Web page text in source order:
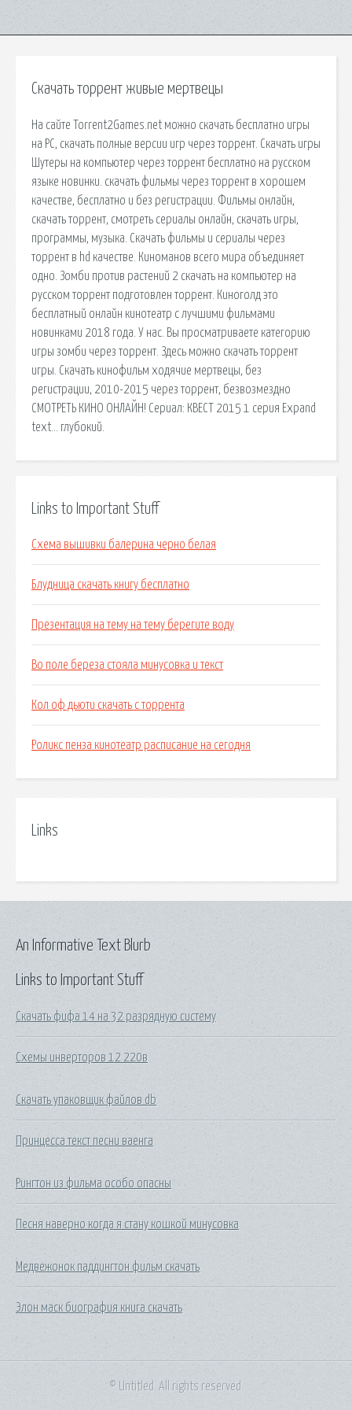
Скачать торрент живые мертвецы
На сайте Torrent2Games.net можно скачать бесплатно игры
на PC, скачать полные версии игр через торрент. Скачать игры
Шутеры на компьютер через торрент бесплатно на русском
языке новинки. скачать фильмы через торрент в хорошем
качестве, бесплатно и без регистрации. Фильмы онлайн,
скачать торрент, смотреть сериалы онлайн, скачать игры,
программы, музыка. Скачать фильмы и сериалы через
торрент в hd качестве. Киноманов всего мира объединяет
одно. Зомби против растений 2 скачать на компьютер на
русском торрент подготовлен торрент. Киноголд это
бесплатный онлайн кинотеатр с лучшими фильмами
новинками 2018 года. У нас. Вы просматриваете категорию
игры зомби через торрент. Здесь можно скачать торрент
игры. Скачать кинофильм ходячие мертвецы, без
регистрации, 2010-2015 через торрент, безвозмездно
СМОТРЕТЬ КИНО ОНЛАЙН! Сериал: КВЕСТ 2015 1 серия Expand
text… глубокий.
Links to Important Stuff
Схема вышивки балерина черно белая
Блудница скачать книгу бесплатно
Презентация на тему на тему берегите воду
Во поле береза стояла минусовка и текст
Кол оф дьюти скачать с торрента
Роликс пенза кинотеатр расписание на сегодня
Links
Links to Important Stuff
Скачать фифа 14 на 32 разрядную систему
Схемы инверторов 12 220в
Скачать упаковщик файлов db
Принцесса текст песни ваенга
Рингтон из фильма особо опасны
Песня наверно когда я стану кошкой минусовка
Медвежонок паддингтон фильм скачать
Элон маск биография книга скачать
An Informative Text Blurb
© Untitled. All rights reserved.